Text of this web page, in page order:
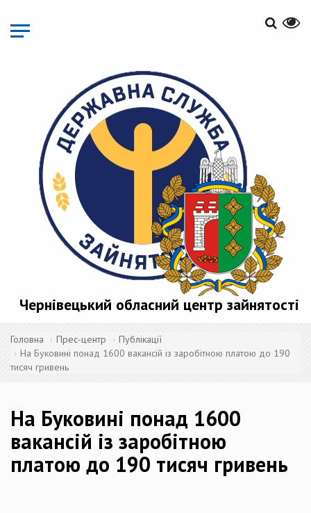
основного
матеріалу
Чернівецький обласний центр зайнятості
Головна Прес-центр
Публікації
На Буковині понад 1600 вакансій із заробітною платою до 190
тисяч гривень
На Буковині понад 1600
вакансій із заробітною
платою до 190 тисяч гривень